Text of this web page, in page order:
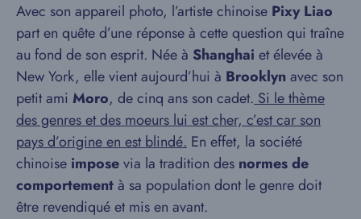
Avec son appareil photo, l’artiste chinoise Pixy Liao
part en quête d’une réponse à cette question qui traîne
au fond de son esprit. Née à Shanghai et élevée à
New York, elle vient aujourd’hui à Brooklynavec son
petit ami Moro, de cinq ans son cadet. Si le thème
des genres et des moeurs lui est cher, c’est car son
pays d’origine en est blindé. En effet, la société
chinoise imposevia la tradition des normes de
comportementà sa population dont le genre doit
être revendiqué et mis en avant.